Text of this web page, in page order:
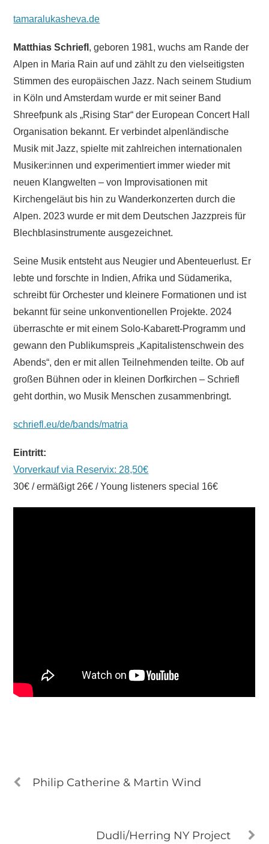
tamaralukasheva.de
Matthias Schriefl , geboren 1981, wuchs am Rande der
Alpen in Maria Rain auf und zählt zu den vielseitigsten
Stimmen des europäischen Jazz. Nach seinem Studium
in Köln und Amsterdam wurde er mit seiner Band
Shreefpunk als „Rising Star“ der European Concert Hall
Organisation bekannt. Er verbindet alpenländische
Musik mit Jazz, spielte mit zahlreichen internationalen
Musiker:innen und experimentiert immer wieder mit
neuen Klangwelten – von Improvisationen mit
Kirchengeläut bis hin zu Wanderkonzerten durch die
Alpen. 2023 wurde er mit dem Deutschen Jazzpreis für
Blechblasinstrumente ausgezeichnet.
Seine Musik entsteht aus Neugier und Abenteuerlust. Er
lebte und forschte in Indien, Afrika und Südamerika,
schreibt für Orchester und kleinere Formationen und ist
bekannt für seine unkonventionellen Projekte. 2024
überraschte er mit einem Solo-Kabarett-Programm und
gewann den Publikumspreis „Kapitalistenschwein des
Abends“, den er mit allen Teilnehmenden teilte. Ob auf
großen Bühnen oder in kleinen Dorfkirchen – Schriefl
geht dorthin, wo Musik Menschen zusammenbringt.
schriefl.eu/de/bands/matria
Eintritt:
Vorverkauf via Reservix: 28,50€
30€ / ermäßigt 26€ / Young listeners special 16€
Philip Catherine & Martin Wind
Dudli/Herring NY Project